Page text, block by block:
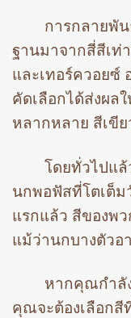
การกลายพั
ฐานมาจากสี่สีเท่
และเทอร์ควอยซ์
คัดเลือกได้ส่งผล
หลากหลาย สีเขี
โดยทั่วไปแ
นกพอฟัสที่โตเต็
แรกแล้ว สีของพ
แม้ว่านกบางตัวอ
หากคุณกำลั
คุณจะต้องเลือก